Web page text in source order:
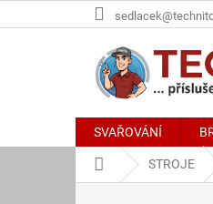
na
SVAŘOVÁNÍ
Domů STROJE